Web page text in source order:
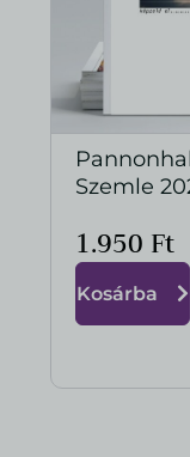
Szemle
1.950 Ft
Kosárba